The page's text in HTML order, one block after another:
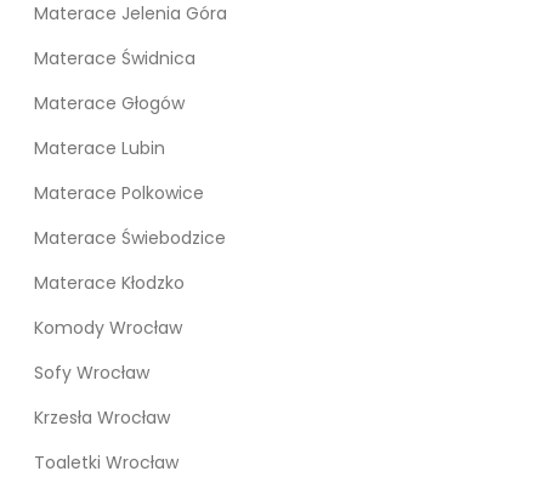
Materace Jelenia Góra
Materace Świdnica
Materace Głogów
Materace Lubin
Materace Polkowice
Materace Świebodzice
Materace Kłodzko
Komody Wrocław
Sofy Wrocław
Krzesła Wrocław
Toaletki Wrocław